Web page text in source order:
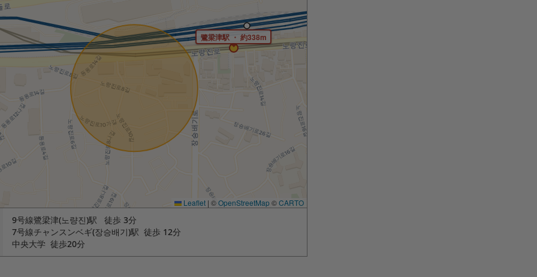
鷺梁津駅 ・ 約338m
Leaflet | ©OpenStreetMap©CARTO
9号線鷺梁津(노량진)駅 徒歩 3分
7号線チャンスンベギ(장승배기)駅 徒歩 12分
中央大学 徒歩20分